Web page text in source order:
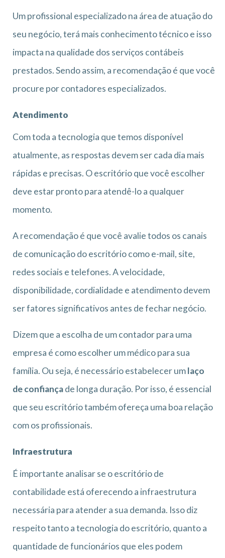
Um profissional especializado na área de atuação do
seu negócio, terá mais conhecimento técnico e isso
impacta na qualidade dos serviços contábeis
prestados. Sendo assim, a recomendação é que você
procure por contadores especializados.
Atendimento
Com toda a tecnologia que temos disponível
atualmente, as respostas devem ser cada dia mais
rápidas e precisas. O escritório que você escolher
deve estar pronto para atendê-lo a qualquer
momento.
A recomendação é que você avalie todos os canais
de comunicação do escritório como e-mail, site,
redes sociais e telefones. A velocidade,
disponibilidade, cordialidade e atendimento devem
ser fatores significativos antes de fechar negócio.
Dizem que a escolha de um contador para uma
empresa é como escolher um médico para sua
família. Ou seja, é necessário estabelecer umlaço
de confiançade longa duração. Por isso, é essencial
que seu escritório também ofereça uma boa relação
com os profissionais.
Infraestrutura
É importante analisar se o escritório de
contabilidade está oferecendo a infraestrutura
necessária para atender a sua demanda. Isso diz
respeito tanto a tecnologia do escritório, quanto a
quantidade de funcionários que eles podem